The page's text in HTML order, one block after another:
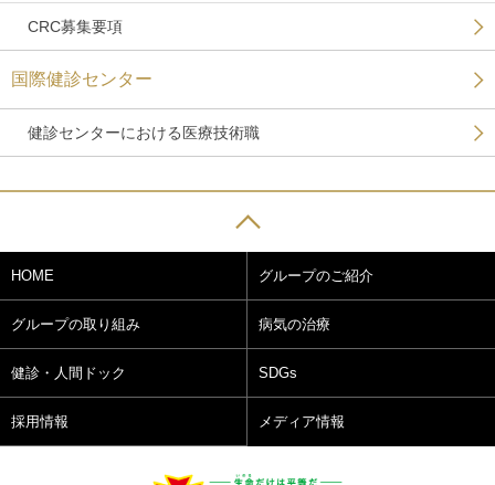
CRC募集要項
国際健診センター
健診センターにおける医療技術職
HOME グループのご紹介
グループの取り組み 病気の治療
健診・人間ドック SDGs
採用情報 メディア情報